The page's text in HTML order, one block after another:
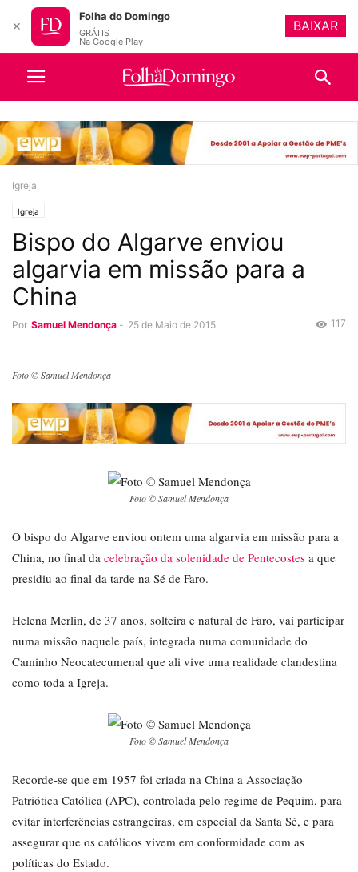
Igreja
Igreja
Bispo do Algarve enviou
algarvia em missão para a
China
Por Samuel Mendonça - 25 de Maio de 2015 117
Foto © Samuel Mendonça
Foto © Samuel Mendonça
O bispo do Algarve enviou ontem uma algarvia em missão para a
China, no final da celebração da solenidade de Pentecostes a que
presidiu ao final da tarde na Sé de Faro.
Helena Merlin, de 37 anos, solteira e natural de Faro, vai participar
numa missão naquele país, integrada numa comunidade do
Caminho Neocatecumenal que ali vive uma realidade clandestina
como toda a Igreja.
Foto © Samuel Mendonça
Recorde-se que em 1957 foi criada na China a Associação
Patriótica Católica (APC), controlada pelo regime de Pequim, para
evitar interferências estrangeiras, em especial da Santa Sé, e para
assegurar que os católicos vivem em conformidade com as
políticas do Estado.
✕
Folha do Domingo
GRÁTIS
Na Google Play
BAIXAR